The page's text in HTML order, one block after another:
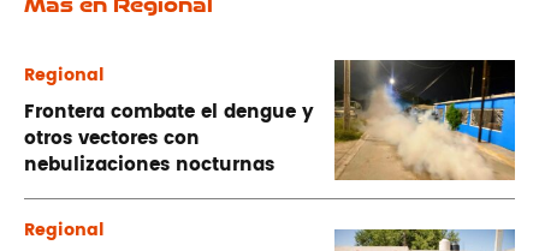
Regional
Frontera combate el dengue y
otros vectores con
nebulizaciones nocturnas
Regional